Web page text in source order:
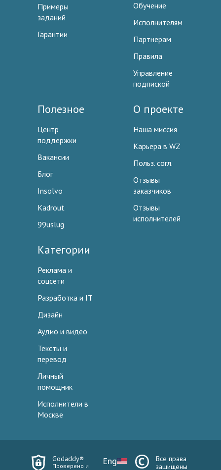
Примеры
заданий
Гарантии
Обучение
Исполнителям
Партнерам
Правила
Управление
подпиской
Полезное
Центр
поддержки
Вакансии
Блог
Insolvo
Kadrout
99uslug
О проекте
Наша миссия
Карьера в WZ
Польз. согл.
Отзывы
заказчиков
Отзывы
исполнителей
Категории
Реклама и
соцсети
Разработка и IT
Дизайн
Аудио и видео
Тексты и
перевод
Личный
помощник
Исполнители в
Москве
Godaddy®
Проверено и
Eng
Все права
защищены